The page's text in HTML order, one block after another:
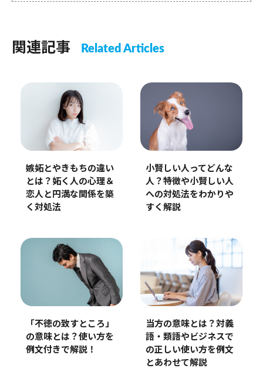
関連記事 Related Articles
嫉妬とやきもちの違い
とは？妬く人の心理＆
恋人と円満な関係を築
く対処法
小賢しい人ってどんな
人？特徴や小賢しい人
への対処法をわかりや
すく解説
「不徳の致すところ」
の意味とは？使い方を
例文付きで解説！
当方の意味とは？対義
語・類語やビジネスで
の正しい使い方を例文
とあわせて解説